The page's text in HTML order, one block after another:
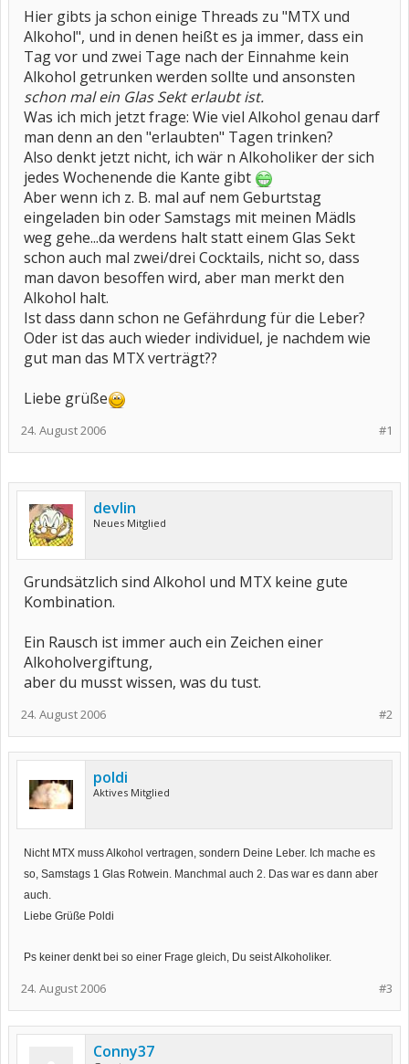
Hier gibts ja schon einige Threads zu "MTX und
Alkohol", und in denen heißt es ja immer, dass ein
Tag vor und zwei Tage nach der Einnahme kein
Alkohol getrunken werden sollte und ansonsten
schon mal ein Glas Sekt erlaubt ist.
Was ich mich jetzt frage: Wie viel Alkohol genau darf
man denn an den "erlaubten" Tagen trinken?
Also denkt jetzt nicht, ich wär n Alkoholiker der sich
jedes Wochenende die Kante gibt
Aber wenn ich z. B. mal auf nem Geburtstag
eingeladen bin oder Samstags mit meinen Mädls
weg gehe...da werdens halt statt einem Glas Sekt
schon auch mal zwei/drei Cocktails, nicht so, dass
man davon besoffen wird, aber man merkt den
Alkohol halt.
Ist dass dann schon ne Gefährdung für die Leber?
Oder ist das auch wieder individuel, je nachdem wie
gut man das MTX verträgt??
Liebe grüße
#1
24. August 2006
devlin
Neues Mitglied
Grundsätzlich sind Alkohol und MTX keine gute
Kombination.
Ein Rausch ist immer auch ein Zeichen einer
Alkoholvergiftung,
aber du musst wissen, was du tust.
#2
24. August 2006
poldi
Aktives Mitglied
Nicht MTX muss Alkohol vertragen, sondern Deine Leber. Ich mache es
so, Samstags 1 Glas Rotwein. Manchmal auch 2. Das war es dann aber
auch.
Liebe Grüße Poldi
Ps keiner denkt bei so einer Frage gleich, Du seist Alkoholiker.
#3
24. August 2006
Conny37